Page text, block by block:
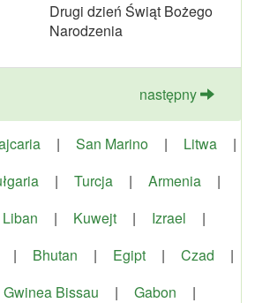
Drugi dzień Świąt Bożego
Narodzenia
następny
| San Marino | Litwa
|
| Turcja | Armenia
|
Liban | Kuwejt | Izrael
|
| Bhutan | Egipt | Czad
|
Gwinea Bissau | Gabon
|